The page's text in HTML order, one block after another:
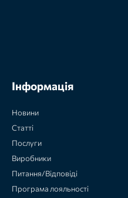
Інформація
Новини
Статті
Послуги
Виробники
Питання/Відповіді
Програма лояльності